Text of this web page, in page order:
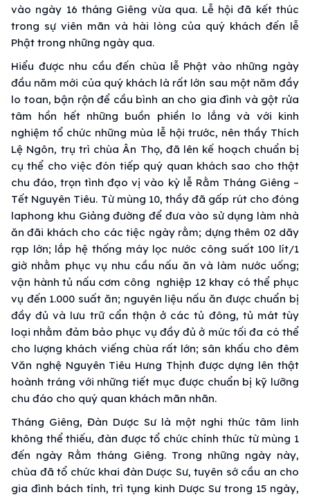
vào ngày 16 tháng Giêng vừa qua. Lễ hội đã kết thúc
trong sự viên mãn và hài lòng của quý khách đến lễ
Phật trong những ngày qua.
Hiểu được nhu cầu đến chùa lễ Phật vào những ngày
đầu năm mới của quý khách là rất lớn sau một năm đầy
lo toan, bận rộn để cầu bình an cho gia đình và gột rửa
tâm hồn hết những buồn phiền lo lắng và với kinh
nghiệm tổ chức những mùa lễ hội trước, nên thầy Thích
Lệ Ngôn, trụ trì chùa Ân Thọ, đã lên kế hoạch chuẩn bị
cụ thể cho việc đón tiếp quý quan khách sao cho thật
chu đáo, trọn tình đạo vị vào kỳ lễ Rằm Tháng Giêng –
Tết Nguyên Tiêu. Từ mùng 10, thầy đã gấp rút cho đóng
laphong khu Giảng đường để đưa vào sử dụng làm nhà
ăn đãi khách cho các tiệc ngày rằm; dựng thêm 02 dãy
rạp lớn; lắp hệ thống máy lọc nước công suất 100 lít/1
giờ nhằm phục vụ nhu cầu nấu ăn và làm nước uống;
vận hành tủ nấu cơm công nghiệp 12 khay có thể phục
vụ đến 1.000 suất ăn; nguyên liệu nấu ăn được chuẩn bị
đầy đủ và lưu trữ cẩn thận ở các tủ đông, tủ mát tùy
loại nhằm đảm bảo phục vụ đầy đủ ở mức tối đa có thể
cho lượng khách viếng chùa rất lớn; sân khấu cho đêm
Văn nghệ Nguyên Tiêu Hưng Thịnh được dựng lên thật
hoành tráng với những tiết mục được chuẩn bị kỹ lưỡng
chu đáo cho quý quan khách mãn nhãn.
Tháng Giêng, Đàn Dược Sư là một nghi thức tâm linh
không thể thiếu, đàn được tổ chức chính thức từ mùng 1
đến ngày Rằm tháng Giêng. Trong những ngày này,
chùa đã tổ chức khai đàn Dược Sư, tuyên sớ cầu an cho
gia đình bách tính, trì tụng kinh Dược Sư trong 15 ngày,